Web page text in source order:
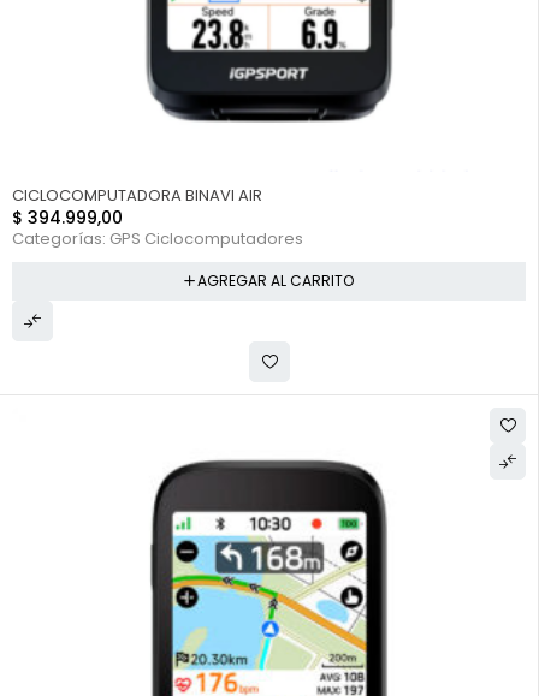
CICLOCOMPUTADORA BINAVI AIR
$ 394.999,00
Categorías: GPS Ciclocomputadores
AGREGAR AL CARRITO